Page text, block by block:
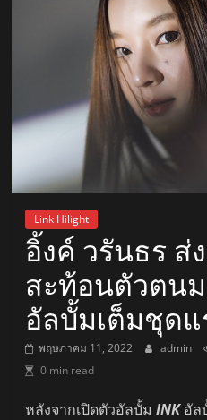
Link Hilight
อิ้งค์ วรันธร ส่ง
สะท้อนตัวตน
อัลบั้มเต็มชุดแ
พฤษภาคม 11, 2022 admin
0 min read
หลังจากเปิดตัวอัลบั้มINK อัล